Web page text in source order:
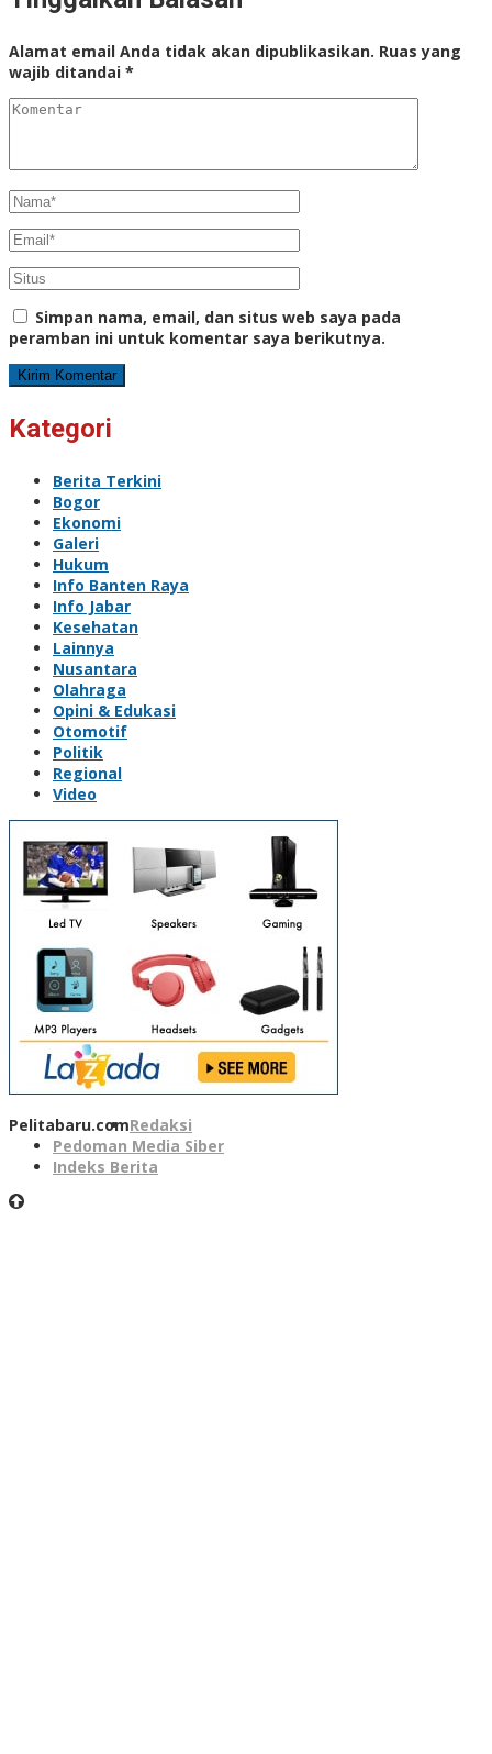
Alamat email Anda tidak akan dipublikasikan. Ruas yang
wajib ditandai *
Simpan nama, email, dan situs web saya pada
peramban ini untuk komentar saya berikutnya.
Kategori
Berita Terkini
Bogor
Ekonomi
Galeri
Hukum
Info Banten Raya
Info Jabar
Kesehatan
Lainnya
Nusantara
Olahraga
Opini & Edukasi
Otomotif
Politik
Regional
Video
Pelitabaru.comRedaksi
Pedoman Media Siber
Indeks Berita